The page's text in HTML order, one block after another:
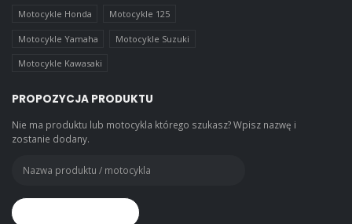
Motocykle Honda Motocykle 125
Motocykle Yamaha Motocykle Suzuki
Motocykle Kawasaki
PROPOZYCJA PRODUKTU
Nie ma produktu lub motocykla którego szukasz? Wpisz nazwę i
zostanie dodany.